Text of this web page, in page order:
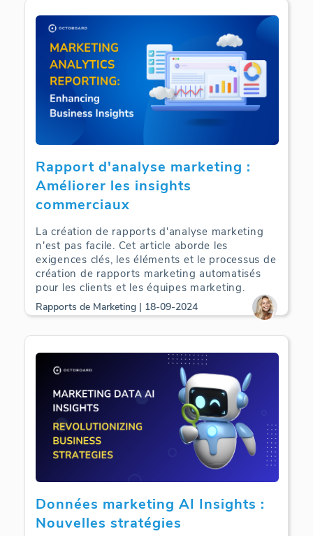
E-Commerce Analytics | 24-09-2024
Rapport d'analyse marketing :
Améliorer les insights
commerciaux
La création de rapports d'analyse marketing
n'est pas facile. Cet article aborde les
exigences clés, les éléments et le processus de
création de rapports marketing automatisés
pour les clients et les équipes marketing.
Rapports de Marketing | 18-09-2024
Données marketing AI Insights :
Nouvelles stratégies